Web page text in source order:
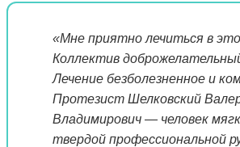
«Мне приятно лечиться в
Коллектив
Лечение безболезненное и
Протезист Шелковский
Владимирович — человек
твердой профессиональной